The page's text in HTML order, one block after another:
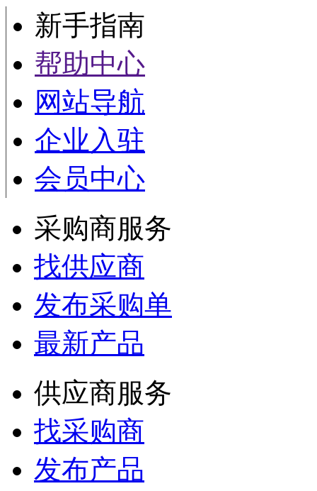
新手指南
帮助中心
网站导航
企业入驻
会员中心
采购商服务
找供应商
发布采购单
最新产品
供应商服务
找采购商
发布产品